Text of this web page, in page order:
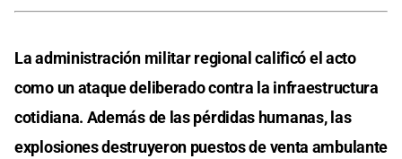
La administración militar regional calificó el acto
como un ataque deliberado contra la infraestructura
cotidiana. Además de las pérdidas humanas, las
explosiones destruyeron puestos de venta ambulante